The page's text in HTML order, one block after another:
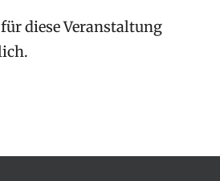
diese Veranstaltung